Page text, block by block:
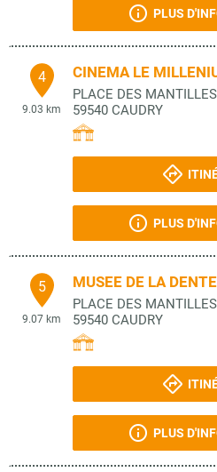
PLUS
4
9.03 km
CINEMA LE
PLACE DES MANTILLES
59540 CAUDRY
PLUS
5
9.07 km
MUSEE DE LA
PLACE DES MANTILLES
59540 CAUDRY
PLUS